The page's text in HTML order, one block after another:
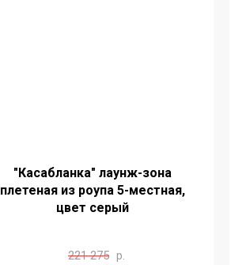
"Касабланка" лаунж-зона
плетеная из роупа 5-местная,
цвет серый
221 275 р.